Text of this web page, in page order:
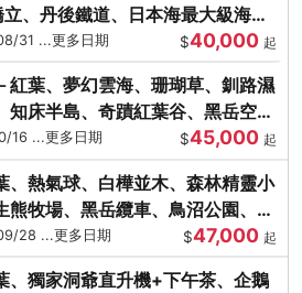
、丹後鐵道、日本海最大級海鮮
31 ...更多日期 $40,000 起
紅葉、夢幻雲海、珊瑚草、釧路濕
知床半島、奇蹟紅葉谷、黑岳空中
16 ...更多日期 $45,000 起
、熱氣球、白樺並木、森林精靈小
熊牧場、黑岳纜車、鳥沼公園、紅
28 ...更多日期 $47,000 起
、獨家洞爺直升機+下午茶、企鵝